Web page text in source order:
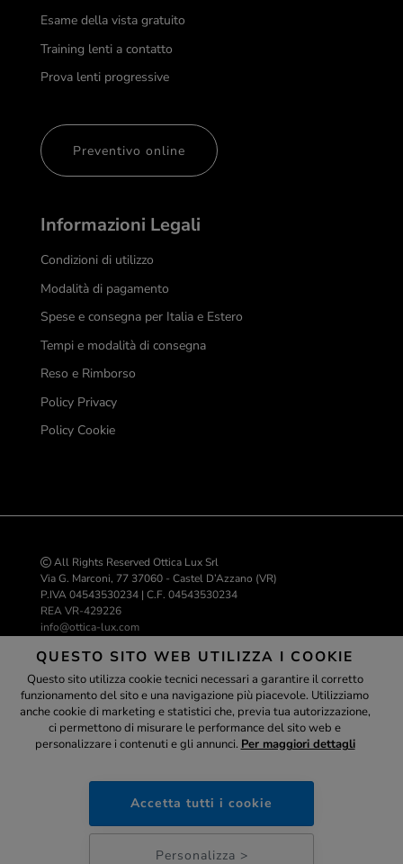
Esame della vista gratuito
Training lenti a contatto
Prova lenti progressive
Preventivo online
Informazioni Legali
Condizioni di utilizzo
Modalità di pagamento
Spese e consegna per Italia e Estero
Tempi e modalità di consegna
Reso e Rimborso
Policy Privacy
Policy Cookie
All Rights Reserved Ottica Lux Srl
Via G. Marconi, 77 37060 - Castel D’Azzano (VR)
P.IVA 04543530234 | C.F. 04543530234
REA VR-429226
info@ottica-lux.com
Realizzazione e-commerce Colombo 3000
Assistente
ottica-lux.it
QUESTO SITO WEB UTILIZZA I COOKIE
Questo sito utilizza cookie tecnici necessari a garantire il corretto
funzionamento del sito e una navigazione più piacevole. Utilizziamo
anche cookie di marketing e statistici che, previa tua autorizzazione,
ci permettono di misurare le performance del sito web e
personalizzare i contenuti e gli annunci. Per maggiori dettagli
Accetta tutti i cookie
Personalizza >